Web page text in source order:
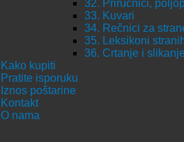
32. Priručnici,
33. Kuvari
34. Rečnici za
35. Leksikoni
36. Crtanje i
Kako kupiti
Pratite isporuku
Iznos poštarine
Kontakt
O nama